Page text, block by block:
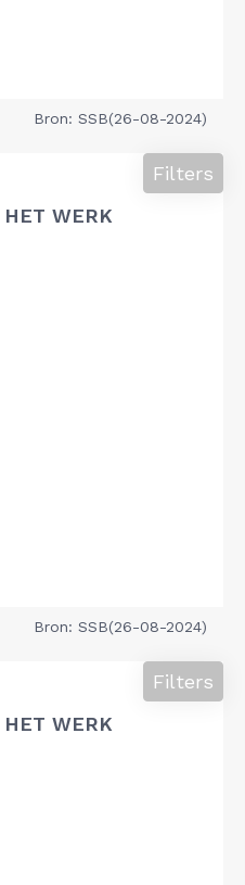
Bron: SSB(26-08-2024)
HET WERK
Filters
Bron: SSB(26-08-2024)
HET WERK
Filters